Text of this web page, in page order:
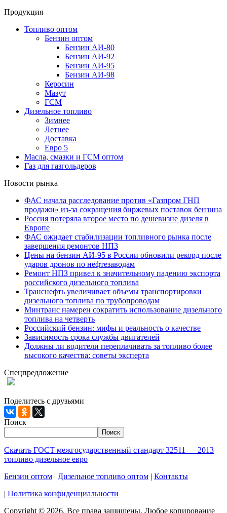
Продукция
Топливо оптом
Бензин оптом
Бензин АИ-80
Бензин АИ-92
Бензин АИ-95
Бензин АИ-98
Керосин
Мазут
ГСМ
Дизельное топливо
Зимнее
Летнее
Доставка
Евро 5
Масла, смазки и ГСМ оптом
Газ для газгольдеров
Новости рынка
ФАС начала расследование против «Газпром ГНП
продажи» из-за сокращения биржевых поставок бензина
Россия потеряла второе место по дешевизне дизеля в
Европе
ФАС ожидает стабилизации топливного рынка после
завершения ремонтов НПЗ
Цены на бензин АИ-95 в России обновили рекорд после
ударов дронов по нефтезаводам
Ремонт НПЗ привел к значительному падению экспорта
российского дизельного топлива
Транснефть увеличивает объемы транспортировки
дизельного топлива по трубопроводам
Минтранс намерен сократить использование дизельного
топлива на четверть
Российский бензин: мифы и реальность о качестве
Зависимость срока службы двигателей
Должны ли водители переплачивать за топливо более
высокого качества: советы эксперта
Спецпредложение
Поделитесь с друзьями
Поиск
Поиск
Скачать ГОСТ межгосударственный стандарт 32511 — 2013
топливо дизельное евро
Бензин оптом | Дизельное топливо оптом | Контакты
| Политика конфиденциальности
Copyright © 2026. Все права защищены. Любое копирование